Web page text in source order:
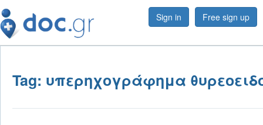
Sign in Free sign up
Tag: υπερηχογράφημα